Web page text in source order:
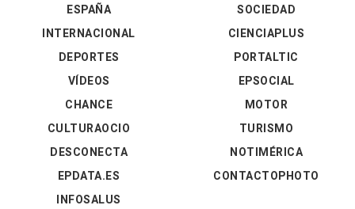
ESPAÑA
INTERNACIONAL
DEPORTES
VÍDEOS
SOCIEDAD
CIENCIAPLUS
PORTALTIC
EPSOCIAL
CHANCE
CULTURAOCIO
DESCONECTA
EPDATA.ES
INFOSALUS
MOTOR
TURISMO
NOTIMÉRICA
CONTACTOPHOTO